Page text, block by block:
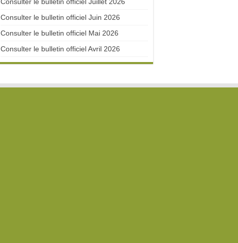
Consulter le bulletin officiel Juin 2026
Consulter le bulletin officiel Mai 2026
Consulter le bulletin officiel Avril 2026